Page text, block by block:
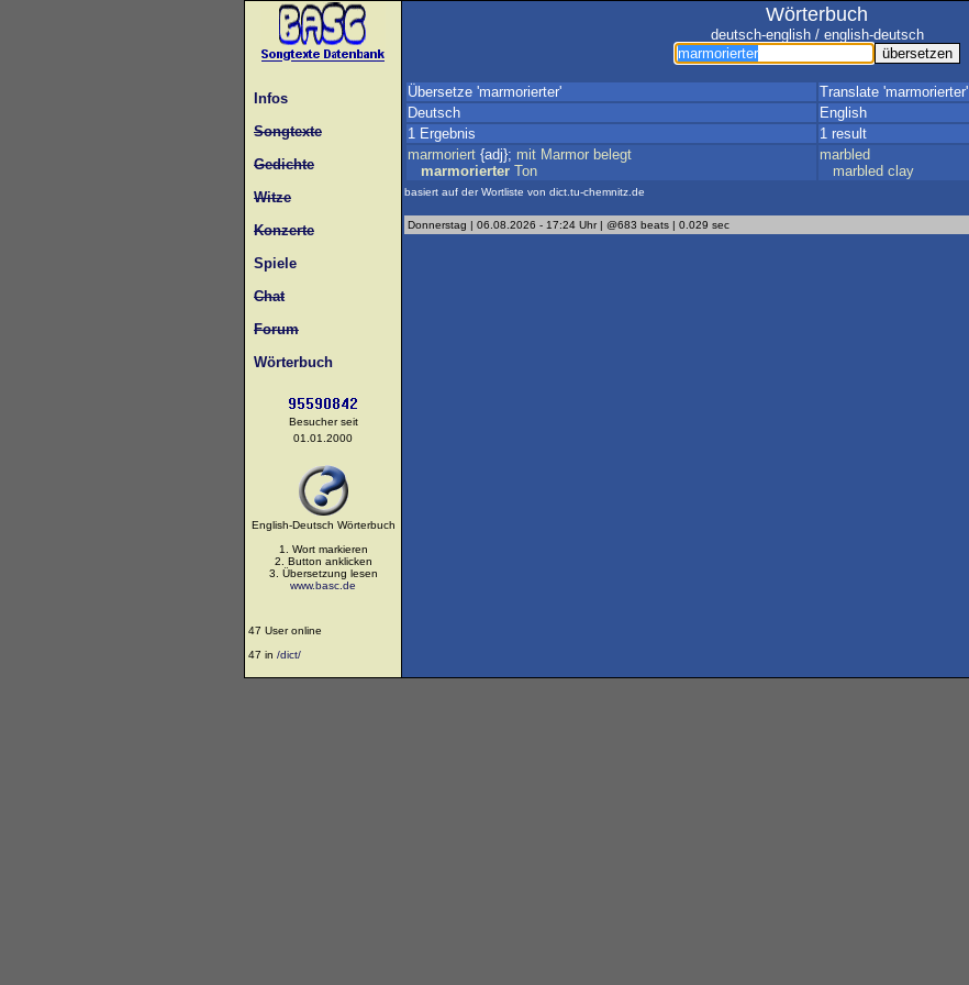
Infos
Songtexte
Gedichte
Witze
Konzerte
Spiele
Chat
Forum
Wörterbuch
Besucher seit
01.01.2000
English-Deutsch Wörterbuch
1. Wort markieren
2. Button anklicken
3. Übersetzung lesen
www.basc.de
47 User online
47 in /dict/
Wörterbuch
deutsch-english / english-deutsch
Übersetze 'marmorierter'
Translate 'marmorierter'
Deutsch
English
1 Ergebnis
1 result
marmoriert {adj}; mit Marmor belegt
marmorierter Ton
marbled
marbled clay
basiert auf der Wortliste von dict.tu-chemnitz.de
Donnerstag | 06.08.2026 - 17:24 Uhr | @683 beats | 0.029 sec